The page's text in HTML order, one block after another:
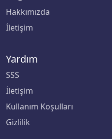
Bolu Abant İzzet
Bursa Teknik
Çağ Üniversitesi
Hakkımızda
İletişim
Yardım
SSS
İletişim
Kullanım Koşulları
Gizlilik